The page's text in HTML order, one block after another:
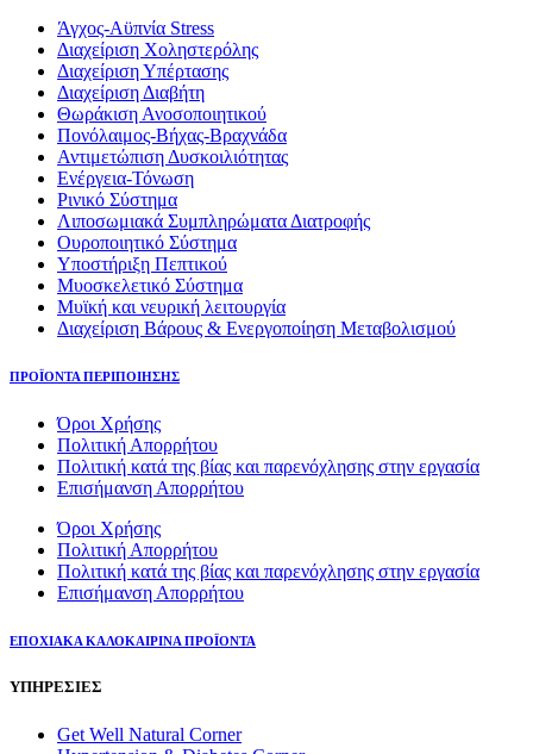
Άγχος-Αϋπνία Stress
Διαχείριση Χοληστερόλης
Διαχείριση Υπέρτασης
Διαχείριση Διαβήτη
Θωράκιση Ανοσοποιητικού
Πονόλαιμος-Βήχας-Βραχνάδα
Αντιμετώπιση Δυσκοιλιότητας
Eνέργεια-Τόνωση
Ρινικό Σύστημα
Λιποσωμιακά Συμπληρώματα Διατροφής
Ουροποιητικό Σύστημα
Υποστήριξη Πεπτικού
Μυοσκελετικό Σύστημα
Μυϊκή και νευρική λειτουργία
Διαχείριση Βάρους & Ενεργοποίηση Μεταβολισμού
ΠΡΟΪΟΝΤΑ ΠΕΡΙΠΟΙΗΣΗΣ
Όροι Χρήσης
Πολιτική Απορρήτου
Πολιτική κατά της βίας και παρενόχλησης στην εργασία
Επισήμανση Απορρήτου
Όροι Χρήσης
Πολιτική Απορρήτου
Πολιτική κατά της βίας και παρενόχλησης στην εργασία
Επισήμανση Απορρήτου
ΕΠΟΧΙΑΚΑ ΚΑΛΟΚΑΙΡΙΝΑ ΠΡΟΪΟΝΤΑ
ΥΠΗΡΕΣΙΕΣ
Get Well Natural Corner